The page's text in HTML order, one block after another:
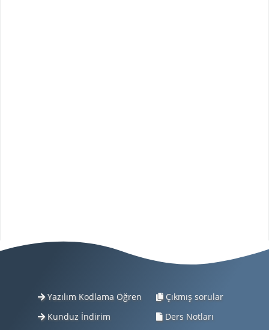
Yazılım Kodlama Öğren
Kunduz İndirim
Çıkmış sorular
Ders Notları